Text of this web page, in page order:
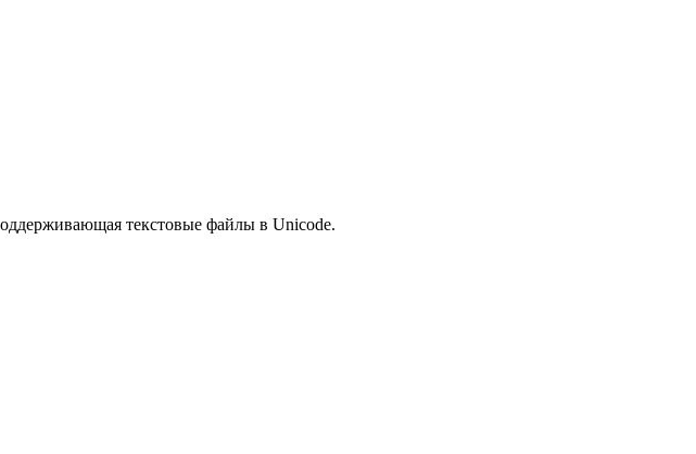
текстовые файлы в Unicode.